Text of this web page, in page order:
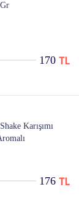
170
Karışımı
176